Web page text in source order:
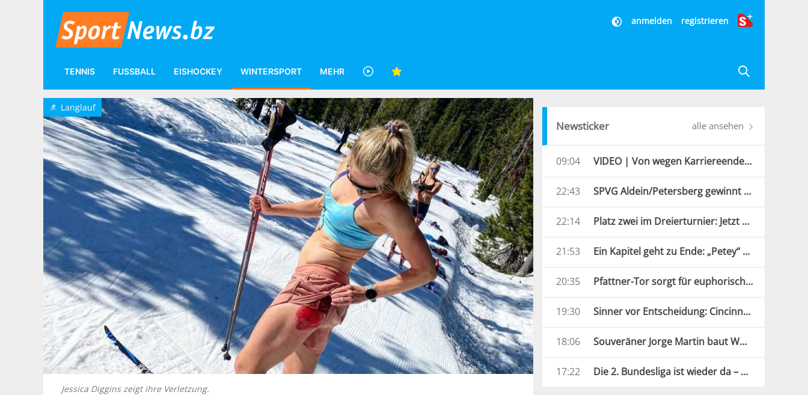
anmelden registrieren
TENNIS FUSSBALL EISHOCKEY WINTERSPORT MEHR
o Langlauf
Jessica Diggins zeigt ihre Verletzung.
Newsticker alle ansehen
09:04 VIDEO | Von wegen Karriereende! Lukas Hofer greift an
22:43 SPVG Aldein/Petersberg gewinnt den 10. Weißhorn Pokal
22:14 Platz zwei im Dreierturnier: Jetzt beginnt die FCS-Saison
21:53 Ein Kapitel geht zu Ende: „Petey“ hängt Schlittschuhe an den Nagel
20:35 Pfattner-Tor sorgt für euphorische Stimmung bei der Austria
19:30 Sinner vor Entscheidung: Cincinnati oder Fokus auf die US Open?
18:06 Souveräner Jorge Martin baut WM-Führung weiter aus
17:22 Die 2. Bundesliga ist wieder da – und bietet sofort Spektakel